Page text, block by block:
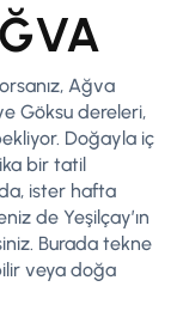
Ağva
Göksu dereleri,
Doğayla iç
bir tatil
ister hafta
de Yeşilçay’ın
Burada tekne
veya doğa